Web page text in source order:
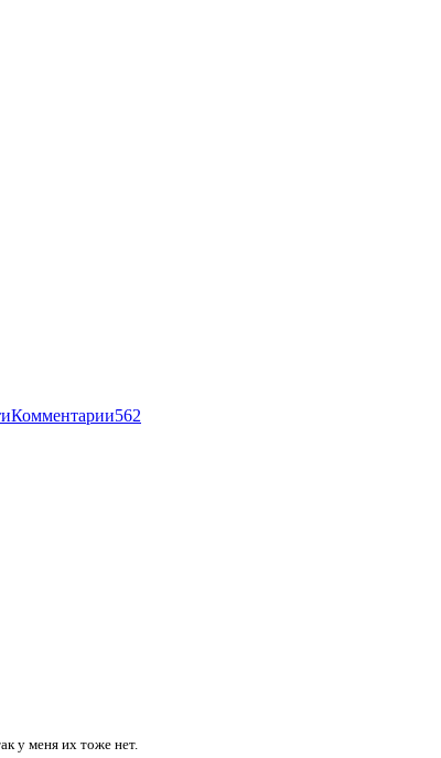
Комментарии562
у меня их тоже нет.